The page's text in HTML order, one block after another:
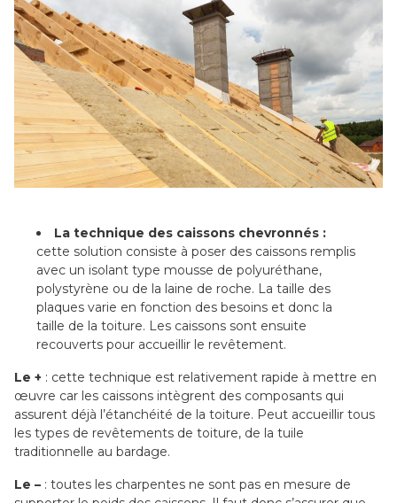
La technique des caissons chevronnés :
cette solution consiste à poser des caissons remplis
avec un isolant type mousse de polyuréthane,
polystyrène ou de la laine de roche. La taille des
plaques varie en fonction des besoins et donc la
taille de la toiture. Les caissons sont ensuite
recouverts pour accueillir le revêtement.
Le + : cette technique est relativement rapide à mettre en
œuvre car les caissons intègrent des composants qui
assurent déjà l’étanchéité de la toiture. Peut accueillir tous
les types de revêtements de toiture, de la tuile
traditionnelle au bardage.
Le – : toutes les charpentes ne sont pas en mesure de